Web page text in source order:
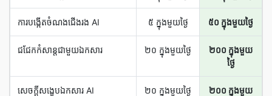
ការ​បង្កើត​ចំណង​ជើង​រង AI ៥ ក្នុង​មួយ​ថ្ងៃ ៥០ ក្នុង​មួយ​ថ្ងៃ
ជជែក​កំសាន្ត​ជាមួយ​ឯកសារ ២០ ក្នុង​មួយ​ថ្ងៃ
២០០ ក្នុង​មួយ​
ថ្ងៃ
សេចក្ដី​សង្ខេប​ឯកសារ AI ២០ ក្នុង​មួយ​ថ្ងៃ
២០០ ក្នុង​មួយ​